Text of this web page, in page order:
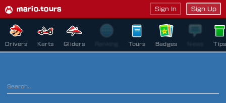
mario.tours Sign In Sign Up
Drivers Karts Gliders Tours Badges Tips